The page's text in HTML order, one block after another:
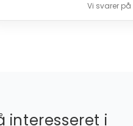
Vi svarer
interesseret i